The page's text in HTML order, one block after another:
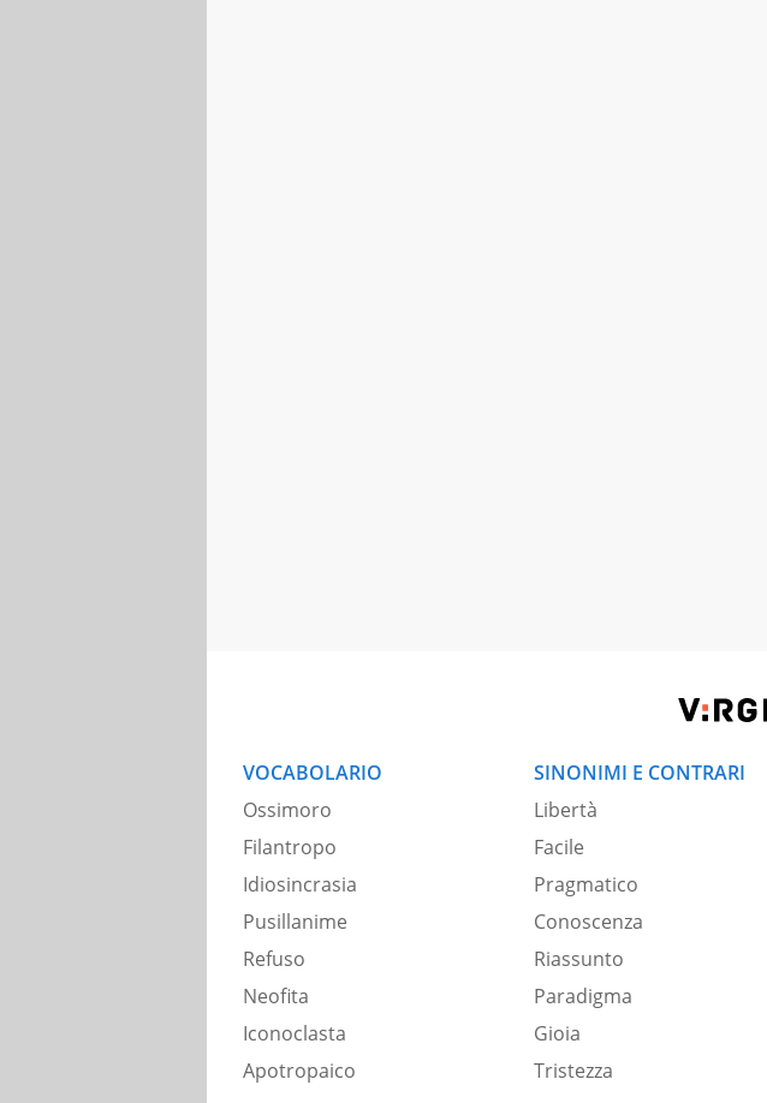
VOCABOLARIO
Ossimoro
Filantropo
Idiosincrasia
Pusillanime
Refuso
Neofita
Iconoclasta
Apotropaico
SINONIMI E CONTRARI
Libertà
Facile
Pragmatico
Conoscenza
Riassunto
Paradigma
Gioia
Tristezza